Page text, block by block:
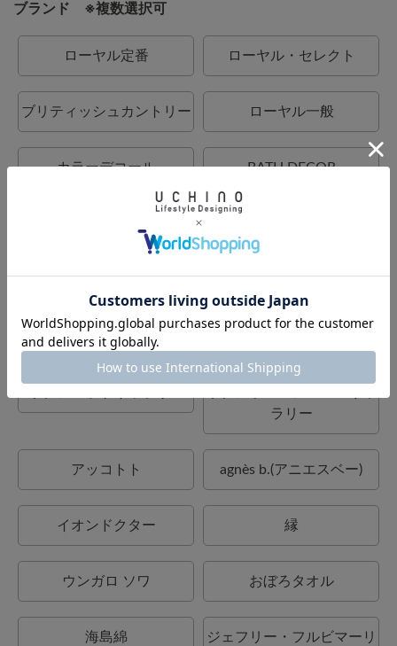
ブランド ※複数選択可
ローヤル定番 ローヤル・セレクト
ブリティッシュカントリー ローヤル一般
カラーデコール BATH DECOR
UCHINO TOUCH UCHINO×mucava
UCHINO art
ラリー
アッコトト agnès b.(アニエスベー)
イオンドクター 縁
ウンガロ ソワ おぼろタオル
海島綿 ジェフリー・フルビマーリ